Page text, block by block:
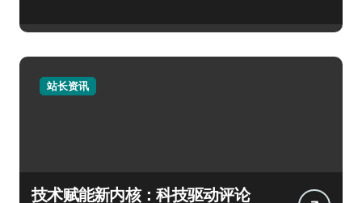
站长资讯
技术赋能新内核：科技驱动评论